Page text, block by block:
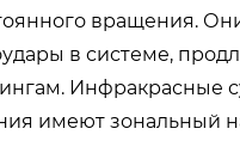
вращения.
в системе,
Инфракрасные
имеют зональный